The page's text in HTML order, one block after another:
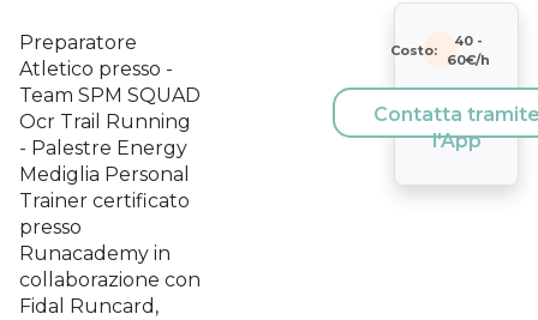
Preparatore
Atletico presso -
Team SPM SQUAD
Ocr Trail Running
- Palestre Energy
Mediglia Personal
Trainer certificato
presso
Runacademy in
collaborazione con
Fidal Runcard,
Costo:
40 -
60€/h
Contatta
l'App